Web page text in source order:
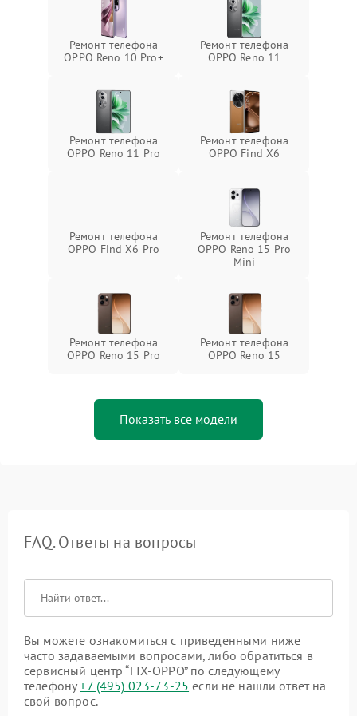
Ремонт телефона
OPPO Reno 10 Pro+
Ремонт телефона
OPPO Reno 11
Ремонт телефона
OPPO Reno 11 Pro
Ремонт телефона
OPPO Find X6
Ремонт телефона
OPPO Find X6 Pro
Ремонт телефона
OPPO Reno 15 Pro
Mini
Ремонт телефона
OPPO Reno 15 Pro
Ремонт телефона
OPPO Reno 15
Показать все модели
FAQ. Ответы на вопросы
Вы можете ознакомиться с приведенными ниже
часто задаваемыми вопросами, либо обратиться в
сервисный центр “FIX-OPPO” по следующему
телефону+7 (495) 023-73-25 если не нашли ответ на
свой вопрос.